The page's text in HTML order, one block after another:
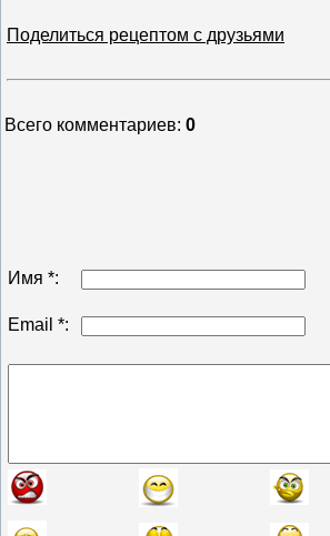
Поделиться рецептом с друзьями
Всего комментариев: 0
Имя *:
Email *: